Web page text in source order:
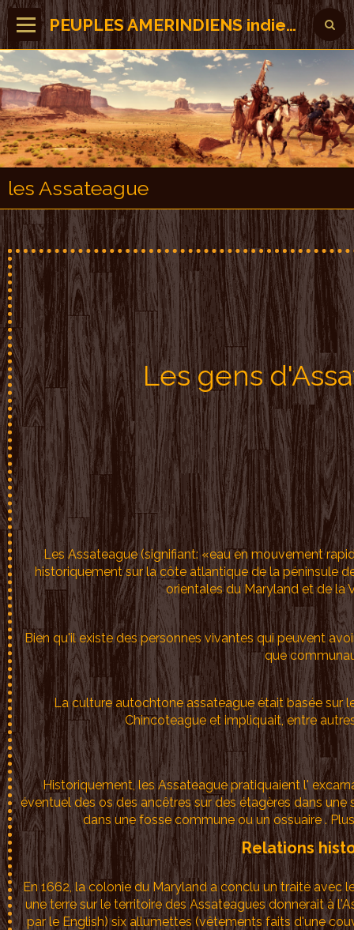
PEUPLES AMERINDIENS indiens des Amérique
les Assateague
Les gens
Les Assateague (signifiant: «eau en mouvement
historiquement sur la côte atlantique de la péninsule
orientales du Maryland et de la
Bien qu'il existe des personnes vivantes qui peuvent
que
La culture autochtone assateague était basée sur
Chincoteague et impliquait, entre
Historiquement, les Assateague pratiquaient l'
éventuel des os des ancêtres sur des étagères dans
dans une fosse commune ou un ossuaire .
Relations
En 1662, la colonie du Maryland a conclu un traité avec
une terre sur le territoire des Assateagues donnerait à
par le English) six allumettes (vêtements faits d'une